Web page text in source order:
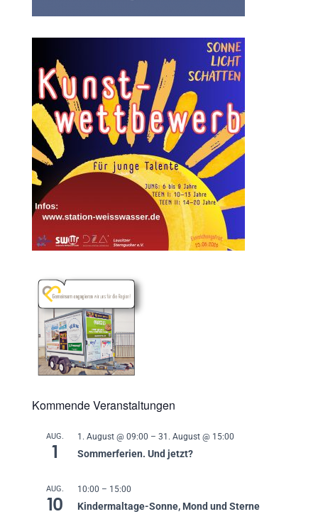
Kommende Veranstaltungen
AUG.
1
1. August @ 09:00 – 31. August @ 15:00
Sommerferien. Und jetzt?
AUG.
10
10:00 – 15:00
Kindermaltage-Sonne, Mond und Sterne